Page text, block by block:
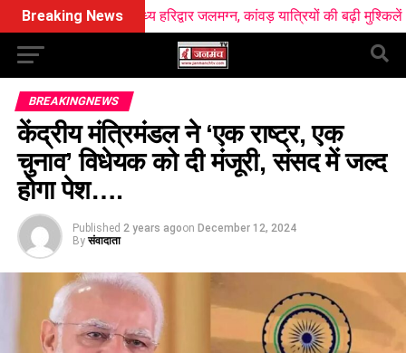
Breaking News
कारण मध्य हरिद्वार जलमग्न, कांवड़ यात्रियों की बढ़ी मुश्किलें सूर्यग्रहण
BREAKINGNEWS
केंद्रीय मंत्रिमंडल ने ‘एक राष्ट्र, एक
चुनाव’ विधेयक को दी मंजूरी, संसद में जल्द
होगा पेश….
Published 2 years agoon December 12, 2024
By संवादाता